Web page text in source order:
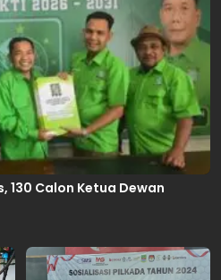
130 Calon Ketua Dewan